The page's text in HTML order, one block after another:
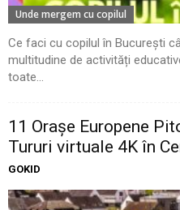
Unde mergem cu copilul
Ce faci cu copilul în București
multitudine de activități
toate...
11 Oraşe Europene
Tururi virtuale 4K în
GOKID